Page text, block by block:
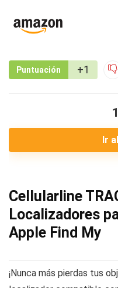
Puntuación +1
Ir
Cellularline
Localizadores
Apple Find My
¡Nunca más pierdas tus